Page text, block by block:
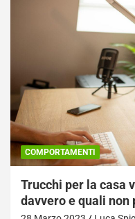
COMPORTAMENTI
Trucchi per la casa
davvero e quali non